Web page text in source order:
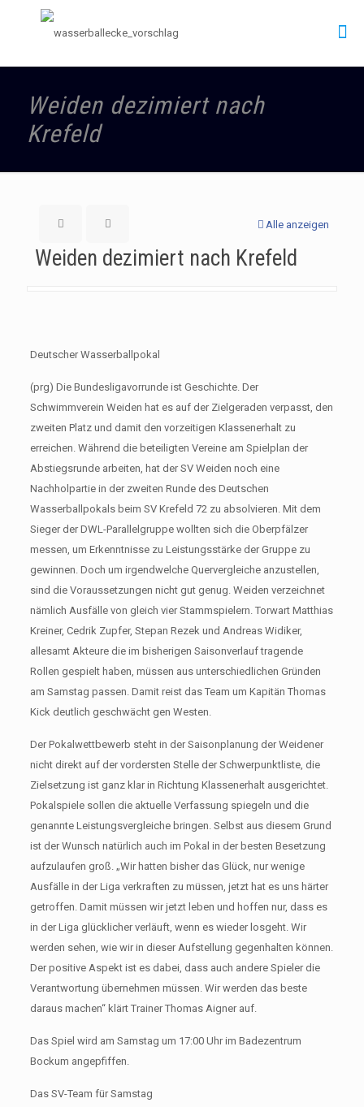
Weiden dezimiert nach
Krefeld
Alle anzeigen
Weiden dezimiert nach Krefeld
Deutscher Wasserballpokal
(prg) Die Bundesligavorrunde ist Geschichte. Der
Schwimmverein Weiden hat es auf der Zielgeraden verpasst, den
zweiten Platz und damit den vorzeitigen Klassenerhalt zu
erreichen. Während die beteiligten Vereine am Spielplan der
Abstiegsrunde arbeiten, hat der SV Weiden noch eine
Nachholpartie in der zweiten Runde des Deutschen
Wasserballpokals beim SV Krefeld 72 zu absolvieren. Mit dem
Sieger der DWL-Parallelgruppe wollten sich die Oberpfälzer
messen, um Erkenntnisse zu Leistungsstärke der Gruppe zu
gewinnen. Doch um irgendwelche Quervergleiche anzustellen,
sind die Voraussetzungen nicht gut genug. Weiden verzeichnet
nämlich Ausfälle von gleich vier Stammspielern. Torwart Matthias
Kreiner, Cedrik Zupfer, Stepan Rezek und Andreas Widiker,
allesamt Akteure die im bisherigen Saisonverlauf tragende
Rollen gespielt haben, müssen aus unterschiedlichen Gründen
am Samstag passen. Damit reist das Team um Kapitän Thomas
Kick deutlich geschwächt gen Westen.
Der Pokalwettbewerb steht in der Saisonplanung der Weidener
nicht direkt auf der vordersten Stelle der Schwerpunktliste, die
Zielsetzung ist ganz klar in Richtung Klassenerhalt ausgerichtet.
Pokalspiele sollen die aktuelle Verfassung spiegeln und die
genannte Leistungsvergleiche bringen. Selbst aus diesem Grund
ist der Wunsch natürlich auch im Pokal in der besten Besetzung
aufzulaufen groß. „Wir hatten bisher das Glück, nur wenige
Ausfälle in der Liga verkraften zu müssen, jetzt hat es uns härter
getroffen. Damit müssen wir jetzt leben und hoffen nur, dass es
in der Liga glücklicher verläuft, wenn es wieder losgeht. Wir
werden sehen, wie wir in dieser Aufstellung gegenhalten können.
Der positive Aspekt ist es dabei, dass auch andere Spieler die
Verantwortung übernehmen müssen. Wir werden das beste
daraus machen“ klärt Trainer Thomas Aigner auf.
Das Spiel wird am Samstag um 17:00 Uhr im Badezentrum
Bockum angepfiffen.
Das SV-Team für Samstag